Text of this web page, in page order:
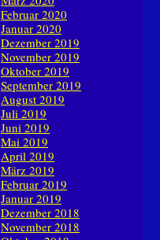
Februar 2020
Januar 2020
Dezember 2019
November 2019
Oktober 2019
September 2019
August 2019
Juli 2019
Juni 2019
Mai 2019
April 2019
März 2019
Februar 2019
Januar 2019
Dezember 2018
November 2018